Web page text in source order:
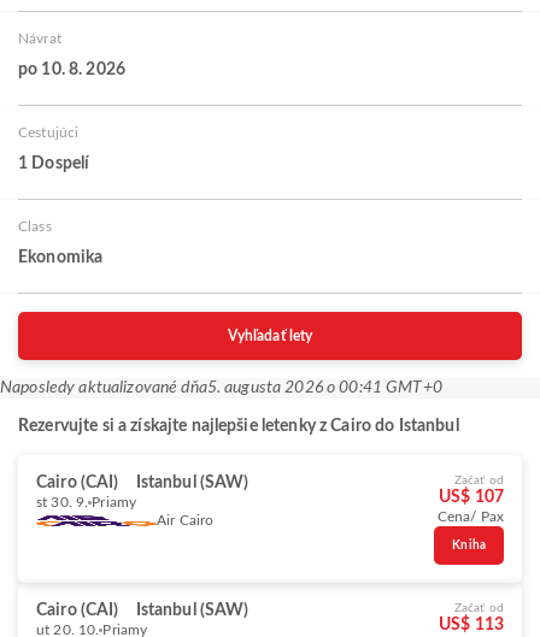
Návrat
po 10. 8. 2026
Cestujúci
1 Dospelí
Class
Ekonomika
Vyhľadať lety
Naposledy aktualizované dňa5. augusta 2026 o 00:41 GMT+0
Rezervujte si a získajte najlepšie letenky z Cairo do Istanbul
Cairo (CAI) Istanbul (SAW)
st 30. 9. Priamy
Air Cairo
Začať od
US$ 107
Cena/ Pax
Kniha
Cairo (CAI) Istanbul (SAW)
ut 20. 10. Priamy
Začať od
US$ 113